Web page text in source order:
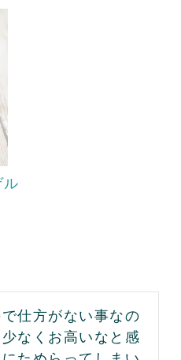
仕方がない事なの
なくお高いなと感